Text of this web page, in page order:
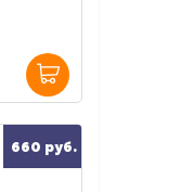
660 руб.